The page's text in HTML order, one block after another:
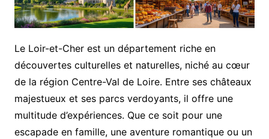
Le Loir-et-Cher est un département riche en
découvertes culturelles et naturelles, niché au cœur
de la région Centre-Val de Loire. Entre ses châteaux
majestueux et ses parcs verdoyants, il offre une
multitude d’expériences. Que ce soit pour une
escapade en famille, une aventure romantique ou un